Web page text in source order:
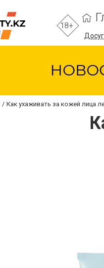
18+
Досуг
Как ухаживать за кожей лица